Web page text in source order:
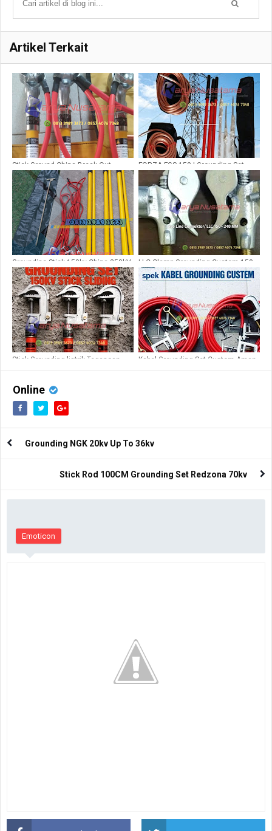
Artikel Terkait
Stick Ground China Break Out
150Kv
FORZA FGS-150 | Grounding Set
Grounding Stick 150kv China 350kV
LLC 6,5cm
LLC Clamp Grounding Custom 150
– 240 MM
Stick Grounding listrik Tegangan
Kabel Grounding Set Custom Aman
Online
Grounding NGK 20kv Up To 36kv
Stick Rod 100CM Grounding Set Redzona 70kv
Emoticon